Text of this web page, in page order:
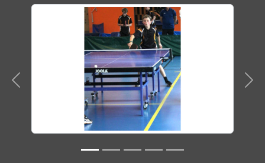
Précedent